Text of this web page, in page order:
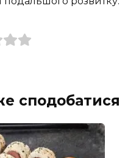
сподобатися